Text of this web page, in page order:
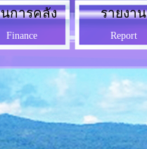
การคลัง
Finance
รายงาน
Report